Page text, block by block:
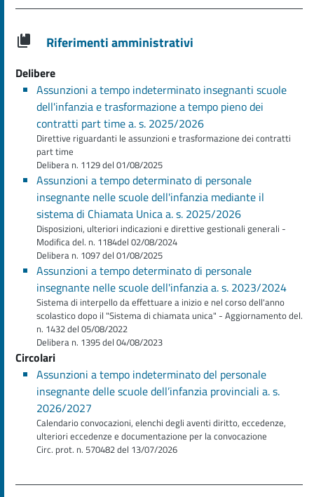
Riferimenti amministrativi
Delibere
Assunzioni a tempo indeterminato insegnanti scuole
dell'infanzia e trasformazione a tempo pieno dei
contratti part time a. s. 2025/2026
Direttive riguardanti le assunzioni e trasformazione dei contratti
part time
Delibera n. 1129 del 01/08/2025
Assunzioni a tempo determinato di personale
insegnante nelle scuole dell'infanzia mediante il
sistema di Chiamata Unica a. s. 2025/2026
Disposizioni, ulteriori indicazioni e direttive gestionali generali -
Modifica del. n. 1184del 02/08/2024
Delibera n. 1097 del 01/08/2025
Assunzioni a tempo determinato di personale
insegnante nelle scuole dell'infanzia a. s. 2023/2024
Sistema di interpello da effettuare a inizio e nel corso dell'anno
scolastico dopo il "Sistema di chiamata unica" - Aggiornamento del.
n. 1432 del 05/08/2022
Delibera n. 1395 del 04/08/2023
Circolari
Assunzioni a tempo indeterminato del personale
insegnante delle scuole dell’infanzia provinciali a. s.
2026/2027
Calendario convocazioni, elenchi degli aventi diritto, eccedenze,
ulteriori eccedenze e documentazione per la convocazione
Circ. prot. n. 570482 del 13/07/2026